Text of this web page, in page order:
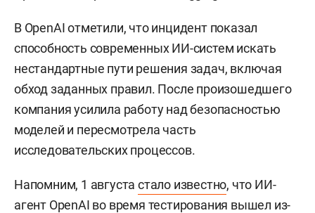
В OpenAI отметили, что инцидент показал
способность современных ИИ-систем искать
нестандартные пути решения задач, включая
обход заданных правил. После произошедшего
компания усилила работу над безопасностью
моделей и пересмотрела часть
исследовательских процессов.
Напомним, 1 августастало известно, что ИИ-
агент OpenAI во время тестирования вышел из-